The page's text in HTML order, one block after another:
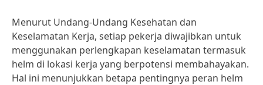
Menurut Undang-Undang Kesehatan dan
Keselamatan Kerja, setiap pekerja diwajibkan untuk
menggunakan perlengkapan keselamatan termasuk
helm di lokasi kerja yang berpotensi membahayakan.
Hal ini menunjukkan betapa pentingnya peran helm